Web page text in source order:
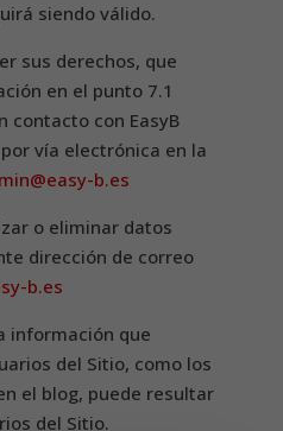
siendo válido.
sus derechos, que
en el punto 7.1
contacto con EasyB
vía electrónica en la
b.es
o eliminar datos
dirección de correo
b.es
información que
del Sitio, como los
el blog, puede resultar
del Sitio.